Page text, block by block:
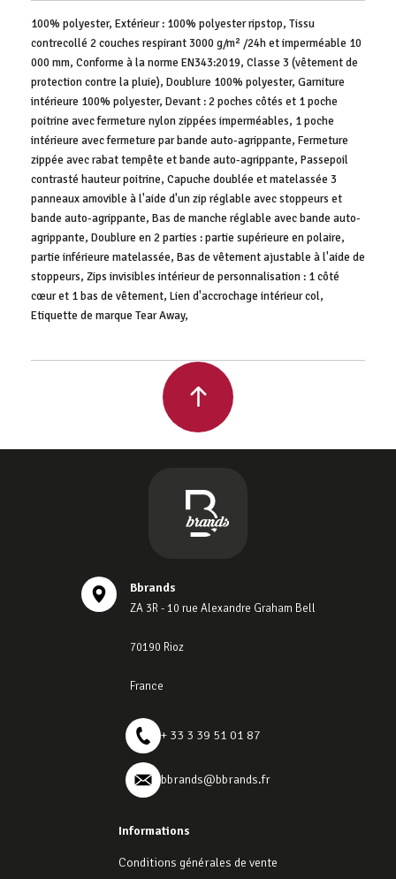
100% polyester, Extérieur : 100% polyester ripstop, Tissu
contrecollé 2 couches respirant 3000 g/m² /24h et imperméable 10
000 mm, Conforme à la norme EN343:2019, Classe 3 (vêtement de
protection contre la pluie), Doublure 100% polyester, Garniture
intérieure 100% polyester, Devant : 2 poches côtés et 1 poche
poitrine avec fermeture nylon zippées imperméables, 1 poche
intérieure avec fermeture par bande auto-agrippante, Fermeture
zippée avec rabat tempête et bande auto-agrippante, Passepoil
contrasté hauteur poitrine, Capuche doublée et matelassée 3
panneaux amovible à l'aide d'un zip réglable avec stoppeurs et
bande auto-agrippante, Bas de manche réglable avec bande auto-
agrippante, Doublure en 2 parties : partie supérieure en polaire,
partie inférieure matelassée, Bas de vêtement ajustable à l'aide de
stoppeurs, Zips invisibles intérieur de personnalisation : 1 côté
cœur et 1 bas de vêtement, Lien d'accrochage intérieur col,
Etiquette de marque Tear Away,
Bbrands
ZA 3R - 10 rue Alexandre Graham Bell
70190 Rioz
France
+ 33 3 39 51 01 87
bbrands@bbrands.fr
Informations
Conditions générales de vente